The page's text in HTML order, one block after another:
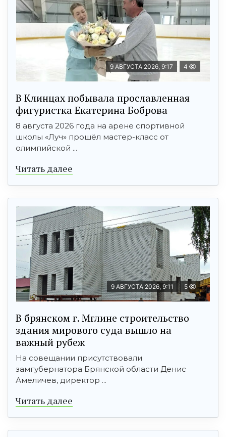
9 АВГУСТА 2026, 9:17 4
В Клинцах побывала прославленная
фигуристка Екатерина Боброва
8 августа 2026 года на арене спортивной
школы «Луч» прошёл мастер-класс от
олимпийской ...
Читать далее
9 АВГУСТА 2026, 9:11 5
В брянском г. Мглине строительство
здания мирового суда вышло на
важный рубеж
На совещании присутствовали
замгубернатора Брянской области Денис
Амеличев, директор ...
Читать далее